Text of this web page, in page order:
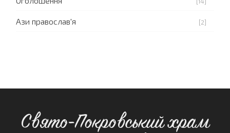
Ази православ'я [2]
Свято-Покровський храм